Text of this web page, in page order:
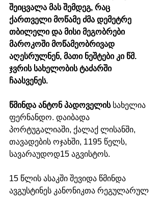
შეიცვალა მას შემდეგ, რაც
ქართველი მოწამე ძმა დემეტრე
თბილელი და მისი მეგობრები
მაროკოში მოწამეობრივად
აღესრულნენ, მათი ნეშტები კი წმ.
ჯვრის სახელობის ტაძარში
ჩაასვენეს.
წმინდა ანტონ პადოველის სახელია
ფერნანდო. დაიბადა
პორტუგალიაში, ქალაქ ლისანში,
თავადების ოჯახში, 1195 წელს,
სავარაუდოდ15 აგვისტოს.
15 წლის ასაკში შევიდა წმინდა
ავგუსტინეს კანონიკთა რეგულარულ